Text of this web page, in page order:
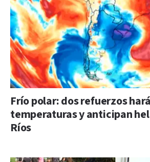
Frío polar: dos refuerzos
temperaturas y anticipan
Ríos